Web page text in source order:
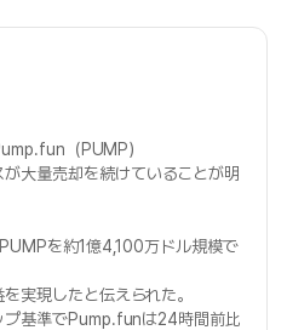
（PUMP）
大量売却を続けていることが明
を約1億4,100万ドル規模で
実現したと伝えられた。
プ基準でPump.funは24時間前比